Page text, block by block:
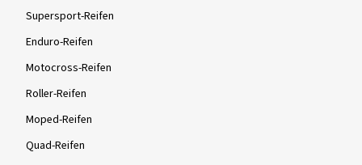
Supersport-Reifen
Enduro-Reifen
Motocross-Reifen
Roller-Reifen
Moped-Reifen
Quad-Reifen